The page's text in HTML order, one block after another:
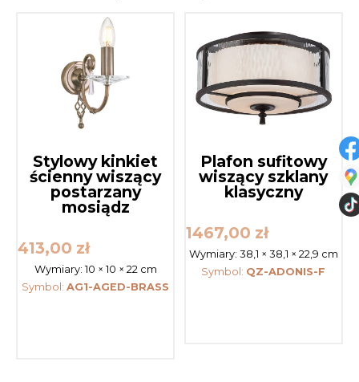
Stylowy kinkiet
ścienny wiszący
postarzany
mosiądz
413,00 zł
Wymiary: 10 × 10 × 22 cm
Symbol:AG1-AGED-BRASS
Plafon sufitowy
wiszący szklany
klasyczny
1467,00 zł
Wymiary: 38,1 × 38,1 × 22,9 cm
Symbol: QZ-ADONIS-F